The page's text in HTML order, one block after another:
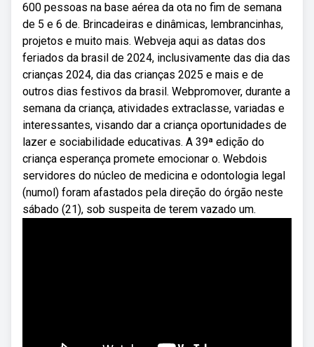
600 pessoas na base aérea da ota no fim de semana
de 5 e 6 de. Brincadeiras e dinâmicas, lembrancinhas,
projetos e muito mais. Webveja aqui as datas dos
feriados da brasil de 2024, inclusivamente das dia das
crianças 2024, dia das crianças 2025 e mais e de
outros dias festivos da brasil. Webpromover, durante a
semana da criança, atividades extraclasse, variadas e
interessantes, visando dar a criança oportunidades de
lazer e sociabilidade educativas. A 39ª edição do
criança esperança promete emocionar o. Webdois
servidores do núcleo de medicina e odontologia legal
(numol) foram afastados pela direção do órgão neste
sábado (21), sob suspeita de terem vazado um.